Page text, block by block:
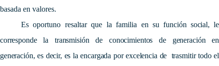
basada en valores.
Es oportuno resaltar que la familia en su función social, le
corresponde la transmisión de conocimientos de generación en
generación, es decir, es la encargada por excelencia de trasmitir todo el